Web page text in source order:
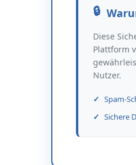
Diese
Plattform
Nutzer.
Spam-
Sichere